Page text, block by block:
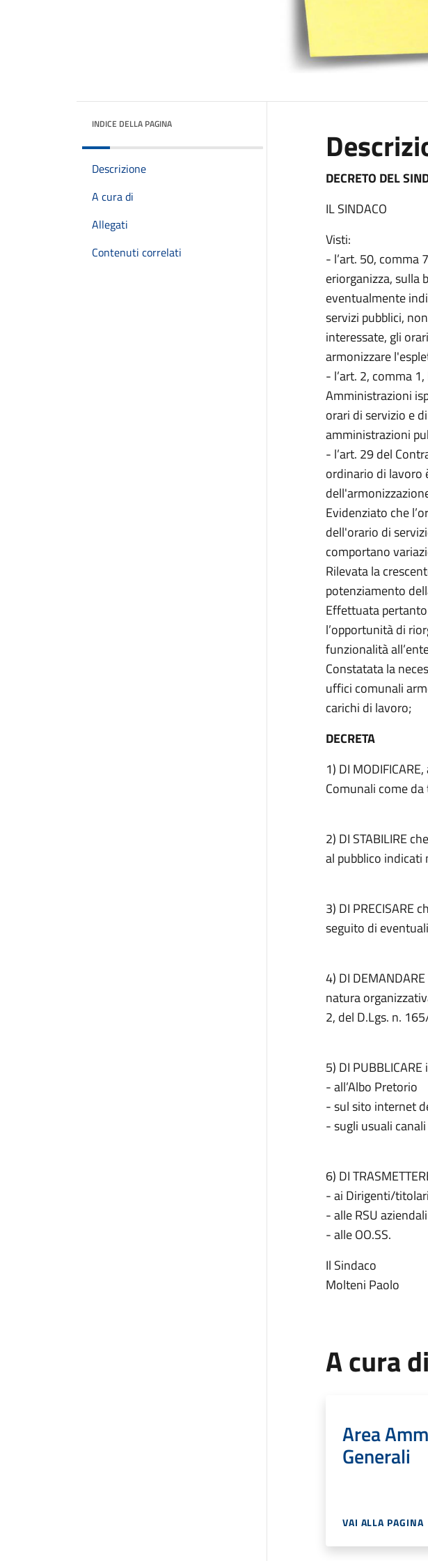
INDICE DELLA PAGINA
Descrizione
A cura di
Allegati
Contenuti correlati
DECRETO DEL
IL SINDACO
Visti:
- l’art. 50, comma
eriorganizza, sulla
eventualmente
servizi pubblici,
interessate, gli
armonizzare
- l’art. 2, comma
Amministrazioni
orari di servizio e
amministrazioni
- l’art. 29 del
ordinario di lavoro
Evidenziato che
dell'orario di
comportano
Rilevata la
potenziamento
Effettuata
l’opportunità di
funzionalità
Constatata la
uffici comunali
carichi di lavoro;
DECRETA
1) DI
Comunali come
2) DI STABILIRE
al pubblico
3) DI PRECISARE
seguito di
4) DI
natura
2, del D.Lgs. n.
5) DI
- all’Albo Pretorio
- sul sito internet
- sugli usuali
6) DI
- ai Dirigenti/
- alle RSU aziendali
- alle OO.SS.
Il Sindaco
Molteni Paolo
A cura di
Area
Generali
VAI ALLA PAGINA